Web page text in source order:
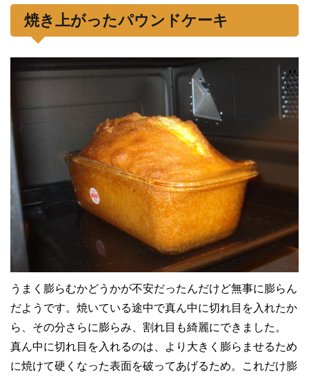
焼き上がったパウンドケーキ
うまく膨らむかどうかが不安だったんだけど無事に膨らん
だようです。焼いている途中で真ん中に切れ目を入れたか
ら、その分さらに膨らみ、割れ目も綺麗にできました。
真ん中に切れ目を入れるのは、より大きく膨らませるため
に焼けて硬くなった表面を破ってあげるため。これだけ膨